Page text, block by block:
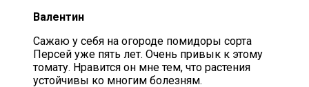
Валентин
Сажаю у себя на огороде помидоры сорта
Персей уже пять лет. Очень привык к этому
томату. Нравится он мне тем, что растения
устойчивы ко многим болезням.